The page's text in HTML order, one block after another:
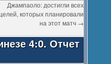
Джампаоло: достигли всех
которых планировали
на этот матч →
4:0. Отчет